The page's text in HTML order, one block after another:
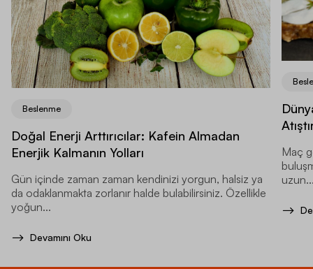
Beslenme
Doğal Enerji Arttırıcılar: Kafein Almadan
Enerjik Kalmanın Yolları
Gün içinde zaman zaman kendinizi yorgun, halsiz ya
da odaklanmakta zorlanır halde bulabilirsiniz. Özellikle
yoğun...
Devamını Oku
Maç